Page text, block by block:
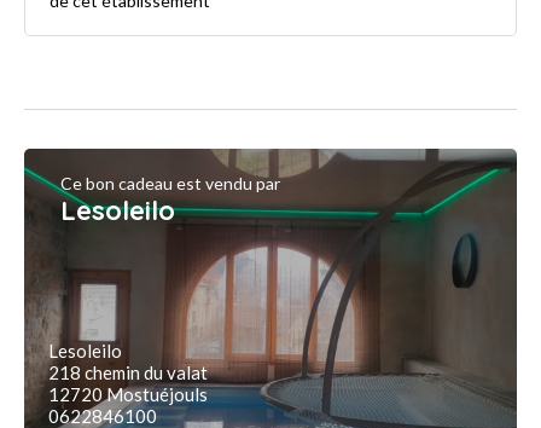
Ce bon cadeau est vendu par
Lesoleilo
Lesoleilo
218 chemin du valat
12720 Mostuéjouls
0622846100